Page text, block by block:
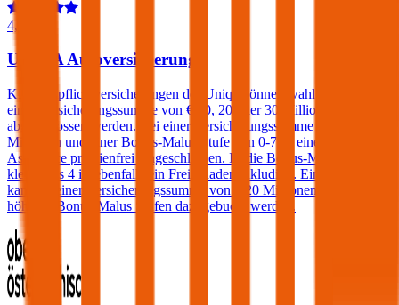
4,3
UNIQA Autoversicherung
Kfz-Haftpflichtversicherungen der Uniqa können wahlweise mit
einer Versicherungssumme von € 10, 20 oder 30 Millionen
abgeschlossen werden. Bei einer Versicherungssumme von € 30
Millionen und einer Bonus-Malus Stufe von 0-7 ist eine Kfz-
Assistance prämienfrei eingeschlossen. Ist die Bonus-Malus Stufe
kleiner als 4 ist ebenfalls ein Freischaden inkludiert. Ein Freischaden
kann ab einer Versicherungssumme von € 20 Millionen auch bei
höheren Bonus-Malus Stufen dazugebucht werden.